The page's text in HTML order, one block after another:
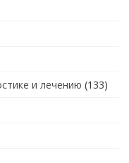
и лечению (133)